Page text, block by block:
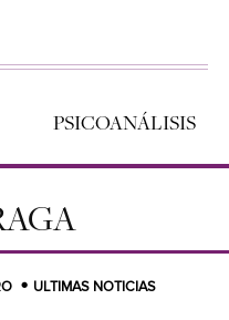
PSICOANÁLISIS
ULTIMAS NOTICIAS